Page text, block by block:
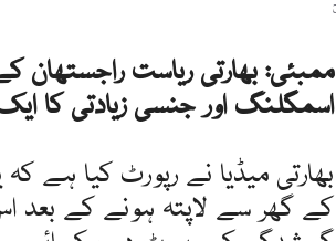
ممبئی: بھارتی ریاست راجستھان
اسمگلنگ اور جنسی زیادتی کا
بھارتی میڈیا نے رپورٹ کیا ہے
کے گھر سے لاپتہ ہونے کے بعد